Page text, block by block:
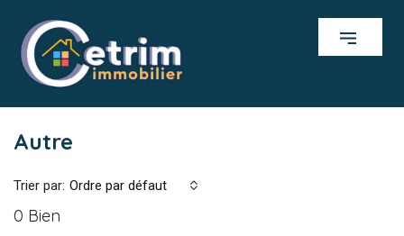
Autre
0 Bien
Trier par: Ordre par défaut